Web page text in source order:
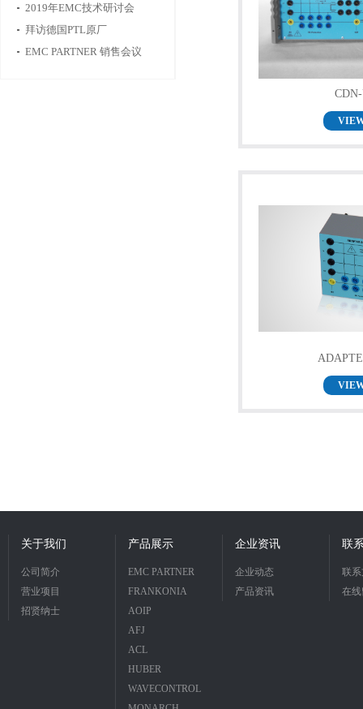
功，将于2020年初重新上
线，敬请期待
2019年EMC技术研讨会
拜访德国PTL原厂
EMC PARTNER 销售会议
关于我们
公司简介
营业项目
招贤纳士
产品展示
EMC PARTNER
FRANKONIA
AOIP
AFJ
ACL
HUBER
WAVECONTROL
企业资讯
企业动态
产品资讯
联
联
在